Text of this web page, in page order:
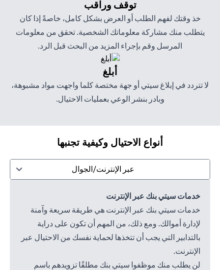
توقف وراقب
خذ وقتك لفهم الطلب أو العرض بشكل كامل، خاصةً إذا كان
يتطلب منك مشاركة معلوماتك الشخصية. تحقق من معلومات
المرسل وقم بإجراء المزيد من البحث قبل الرد.
أبلغ
لا تتردد في إبلاغ سيتي أو جهة مختصة كلما واجهت مواد مشبوهة،
وبادر بنشر الوعي بعمليات الاحتيال.
أنواع الاحتيال وكيفية تجنبها
عبر الإنترنت/الجوال
خدمات سيتي بنك عبر الإنترنت
خدمات سيتي بنك عبر الإنترنت هي طريقة سريعة وآمنة
لإدارة أموالك. ومع ذلك، من المهم أن تكون على دراية
بالتدابير التي يجب أن تتخذها لحماية نفسك من الاحتيال عبر
الإنترنت.
لن يطلب منك موظفوا سيتي بنك مطلقًا تزويدهم باسم